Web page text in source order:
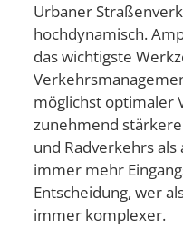
Urbaner
hochdynamisch.
das wichtigste
möglichst optimaler
zunehmend
und Radverkehrs
immer mehr
Entscheidung, wer
immer komplexer.